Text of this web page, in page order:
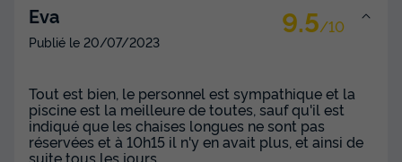
Eva 9.5/10
Publié le 20/07/2023
Tout est bien, le personnel est sympathique et la
piscine est la meilleure de toutes, sauf qu'il est
indiqué que les chaises longues ne sont pas
réservées et à 10h15 il n'y en avait plus, et ainsi de
suite tous les jours.